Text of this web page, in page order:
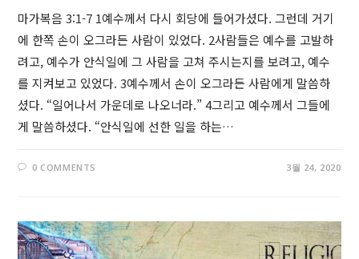
마가복음 3:1-7 1예수께서 다시 회당에 들어가셨다. 그런데 거기
에 한쪽 손이 오그라든 사람이 있었다. 2사람들은 예수를 고발하
려고, 예수가 안식일에 그 사람을 고쳐 주시는지를 보려고, 예수
를 지켜보고 있었다. 3예수께서 손이 오그라든 사람에게 말씀하
셨다. “일어나서 가운데로 나오너라.” 4그리고 예수께서 그들에
게 말씀하셨다. “안식일에 선한 일을 하는…
0 COMMENTS 3월 24, 2020